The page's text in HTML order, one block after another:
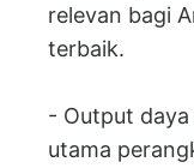
relevan bagi
terbaik.
- Output daya
utama